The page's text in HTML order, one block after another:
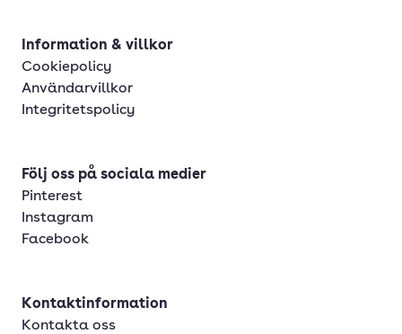
Information & villkor
Cookiepolicy
Användarvillkor
Integritetspolicy
Följ oss på sociala medier
Pinterest
Instagram
Facebook
Kontaktinformation
Kontakta oss